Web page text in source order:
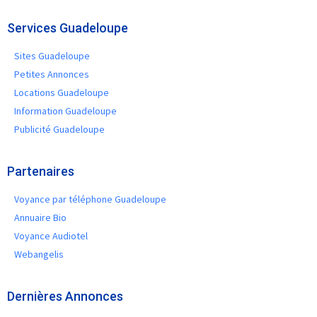
Services Guadeloupe
Sites Guadeloupe
Petites Annonces
Locations Guadeloupe
Information Guadeloupe
Publicité Guadeloupe
Partenaires
Voyance par téléphone Guadeloupe
Annuaire Bio
Voyance Audiotel
Webangelis
Dernières Annonces